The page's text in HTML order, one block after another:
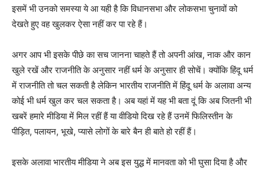
इसमें भी उनको समस्या ये आ यही है कि विधानसभा और लोकसभा चुनावों को
देखते हुए वह खुलकर ऐसा नहीं कर पा रहे हैं।
अगर आप भी इसके पीछे का सच जानना चाहते हैं तो अपनी आंख, नाक और कान
खुले रखें और राजनीति के अनुसार नहीं धर्म के अनुसार ही सोचें। क्योंकि हिंदू धर्म
में राजनीति तो चल सकती है लेकिन भारतीय राजनीति में हिंदू धर्म के अलावा अन्य
कोई भी धर्म खुल कर चल सकता है। अब यहां में यह भी बता दूं कि अब जितनी भी
खबरें हमारे मीडिया में मिल रहीं हैं या वीडियो दिख रहे हैं उनमें फिलिस्तीन के
पीड़ित, पलायन, भूखे, प्यासे लोगों के बारे बैन ही बाते हो रहीं हैं।
इसके अलावा भारतीय मीडिया ने अब इस युद्ध में मानवता को भी घुसा दिया है और